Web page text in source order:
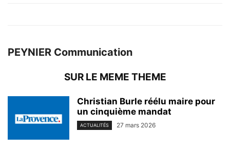
PEYNIER Communication
SUR LE MEME THEME
Christian Burle réélu maire pour
un cinquième mandat
ACTUALITÉS 27 mars 2026